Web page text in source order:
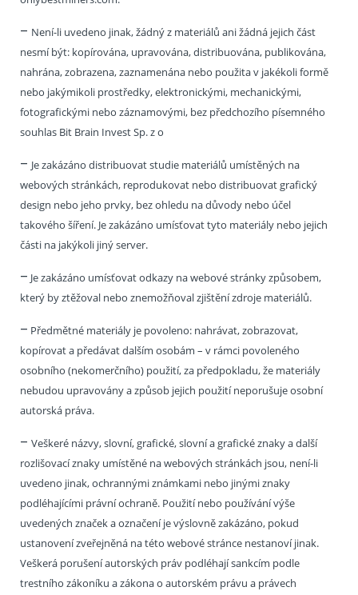
– Není-li uvedeno jinak, žádný z materiálů ani žádná jejich část
nesmí být: kopírována, upravována, distribuována, publikována,
nahrána, zobrazena, zaznamenána nebo použita v jakékoli formě
nebo jakýmikoli prostředky, elektronickými, mechanickými,
fotografickými nebo záznamovými, bez předchozího písemného
souhlas Bit Brain Invest Sp. z o
– Je zakázáno distribuovat studie materiálů umístěných na
webových stránkách, reprodukovat nebo distribuovat grafický
design nebo jeho prvky, bez ohledu na důvody nebo účel
takového šíření. Je zakázáno umísťovat tyto materiály nebo jejich
části na jakýkoli jiný server.
– Je zakázáno umísťovat odkazy na webové stránky způsobem,
který by ztěžoval nebo znemožňoval zjištění zdroje materiálů.
– Předmětné materiály je povoleno: nahrávat, zobrazovat,
kopírovat a předávat dalším osobám – v rámci povoleného
osobního (nekomerčního) použití, za předpokladu, že materiály
nebudou upravovány a způsob jejich použití neporušuje osobní
autorská práva.
– Veškeré názvy, slovní, grafické, slovní a grafické znaky a další
rozlišovací znaky umístěné na webových stránkách jsou, není-li
uvedeno jinak, ochrannými známkami nebo jinými znaky
podléhajícími právní ochraně. Použití nebo používání výše
uvedených značek a označení je výslovně zakázáno, pokud
ustanovení zveřejněná na této webové stránce nestanoví jinak.
Veškerá porušení autorských práv podléhají sankcím podle
trestního zákoníku a zákona o autorském právu a právech